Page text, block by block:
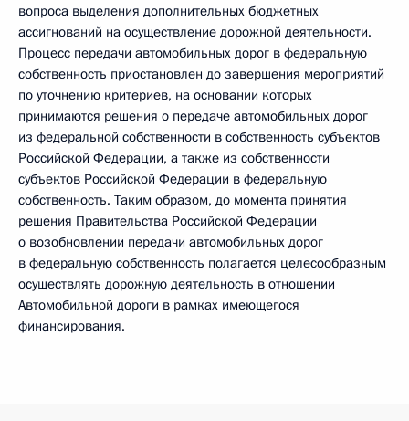
вопроса выделения дополнительных бюджетных
ассигнований на осуществление дорожной деятельности.
Процесс передачи автомобильных дорог в федеральную
собственность приостановлен до завершения мероприятий
по уточнению критериев, на основании которых
принимаются решения о передаче автомобильных дорог
из федеральной собственности в собственность субъектов
Российской Федерации, а также из собственности
субъектов Российской Федерации в федеральную
собственность. Таким образом, до момента принятия
решения Правительства Российской Федерации
о возобновлении передачи автомобильных дорог
в федеральную собственность полагается целесообразным
осуществлять дорожную деятельность в отношении
Автомобильной дороги в рамках имеющегося
финансирования.